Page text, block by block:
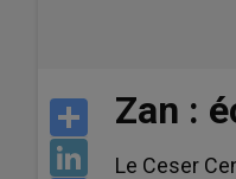
Share
LinkedIn
Zan :
Le Ceser